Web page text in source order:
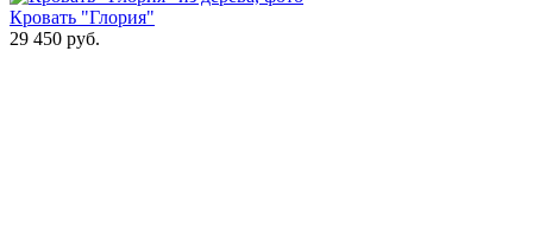
Кровать "Глория"
29 450 руб.